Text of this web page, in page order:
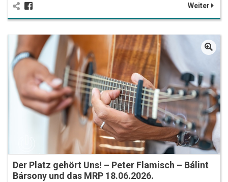
Weiter
Der Platz gehört Uns! – Peter Flamisch – Bálint
Bársony und das MRP 18.06.2026.